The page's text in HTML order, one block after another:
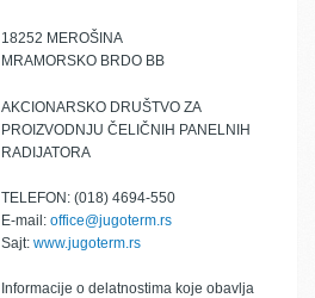
18252 MEROŠINA
MRAMORSKO BRDO BB
AKCIONARSKO DRUŠTVO ZA
PROIZVODNJU ČELIČNIH PANELNIH
RADIJATORA
TELEFON: (018) 4694-550
E-mail: office@jugoterm.rs
Sajt: www.jugoterm.rs
Informacije o delatnostima koje obavlja